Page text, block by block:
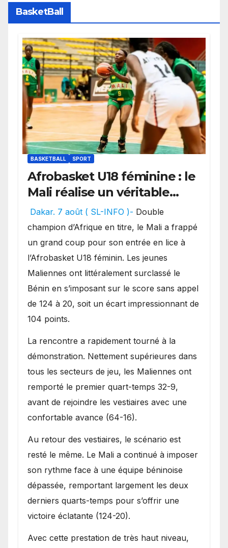
BasketBall
BASKETBALL SPORT
Afrobasket U18 féminine : le
Mali réalise un véritable
festival offensif et inflige
une lourde défaite au
Bénin.
Dakar. 7 août ( SL-INFO )- Double
champion d’Afrique en titre, le Mali a frappé
un grand coup pour son entrée en lice à
l’Afrobasket U18 féminin. Les jeunes
Maliennes ont littéralement surclassé le
Bénin en s’imposant sur le score sans appel
de 124 à 20, soit un écart impressionnant de
104 points.
La rencontre a rapidement tourné à la
démonstration. Nettement supérieures dans
tous les secteurs de jeu, les Maliennes ont
remporté le premier quart-temps 32-9,
avant de rejoindre les vestiaires avec une
confortable avance (64-16).
Au retour des vestiaires, le scénario est
resté le même. Le Mali a continué à imposer
son rythme face à une équipe béninoise
dépassée, remportant largement les deux
derniers quarts-temps pour s’offrir une
victoire éclatante (124-20).
Avec cette prestation de très haut niveau,